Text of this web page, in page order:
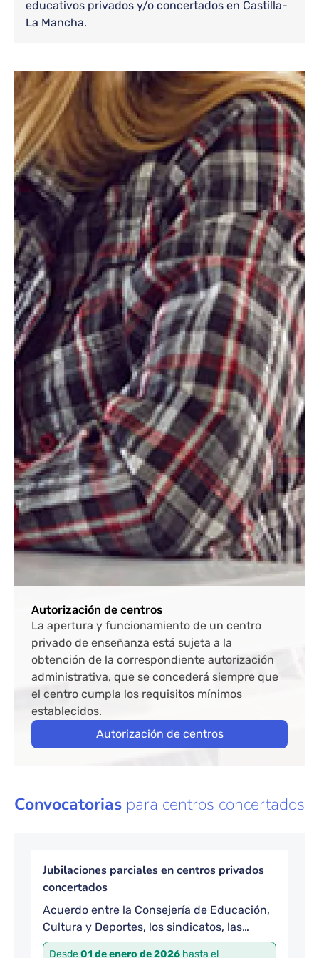
educativos privados y/o concertados en Castilla-
La Mancha.
Bloque de contenido
Autorización de centros
La apertura y funcionamiento de un centro
privado de enseñanza está sujeta a la
obtención de la correspondiente autorización
administrativa, que se concederá siempre que
el centro cumpla los requisitos mínimos
establecidos.
Autorización de centros
Convocatorias para centros concertados
Jubilaciones parciales en centros privados
concertados
Acuerdo entre la Consejería de Educación,
Cultura y Deportes, los sindicatos, las
organizaciones patronales y de titulares de
Desde01 de enero de 2026 hasta el